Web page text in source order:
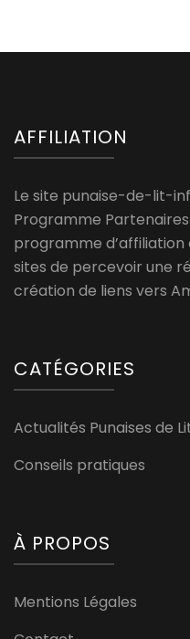
AFFILIATION
Le site punaise-de-lit-
Programme Partenaires
programme
sites de percevoir une
création de liens vers
CATÉGORIES
Actualités Punaises de
Conseils pratiques
À PROPOS
Mentions Légales